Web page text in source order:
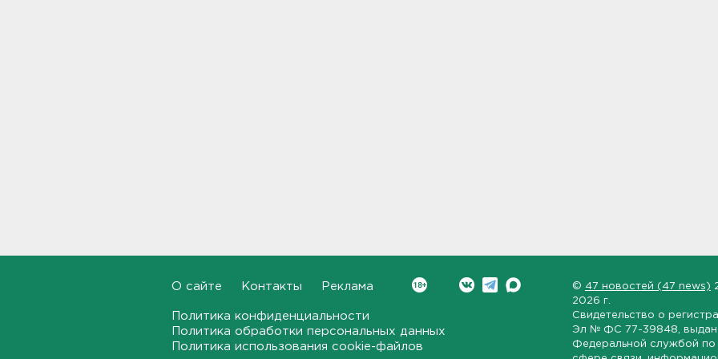
машины на парковке
На территории школы в
Таиланде произошла
стрельба: есть жертвы и
О сайте Контакты Реклама
Политика конфиденциальности
Политика обработки персональных данных
Политика использования cookie-файлов
© 47 новостей (47 news)
2026 г.
Свидетельство о
Эл № ФС 77-39848 ,
Федеральной службой по